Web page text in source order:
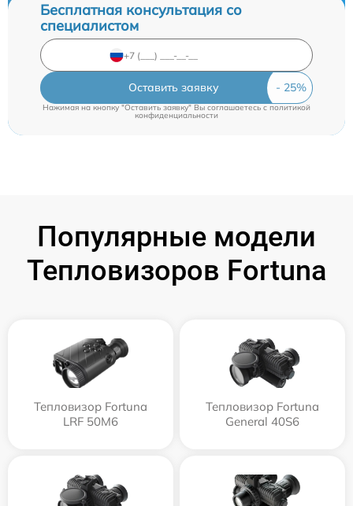
Бесплатная консультация со
специалистом
Оставить заявку
Нажимая на кнопку "Оставить заявку" Вы соглашаетесь c политикой
конфиденциальности
Популярные модели
Тепловизоров Fortuna
Тепловизор Fortuna
LRF 50M6
Тепловизор Fortuna
General 40S6